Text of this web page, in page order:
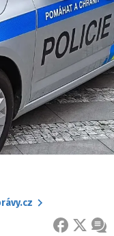
FACEBOOK
X